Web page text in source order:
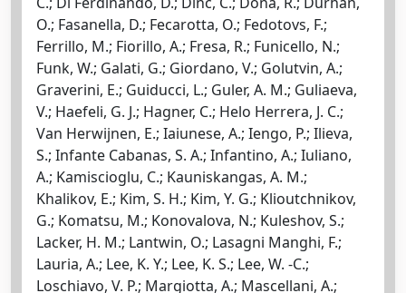
O.; Fasanella, D.; Fecarotta, O.; Fedotovs, F.;
Ferrillo, M.; Fiorillo, A.; Fresa, R.; Funicello, N.;
Funk, W.; Galati, G.; Giordano, V.; Golutvin, A.;
Graverini, E.; Guiducci, L.; Guler, A. M.; Guliaeva,
V.; Haefeli, G. J.; Hagner, C.; Helo Herrera, J. C.;
Van Herwijnen, E.; Iaiunese, A.; Iengo, P.; Ilieva,
S.; Infante Cabanas, S. A.; Infantino, A.; Iuliano,
A.; Kamiscioglu, C.; Kauniskangas, A. M.;
Khalikov, E.; Kim, S. H.; Kim, Y. G.; Klioutchnikov,
G.; Komatsu, M.; Konovalova, N.; Kuleshov, S.;
Lacker, H. M.; Lantwin, O.; Lasagni Manghi, F.;
Lauria, A.; Lee, K. Y.; Lee, K. S.; Lee, W. -C.;
Loschiavo, V. P.; Margiotta, A.; Mascellani, A.;